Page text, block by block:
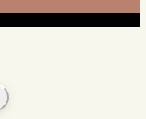
SEARCH